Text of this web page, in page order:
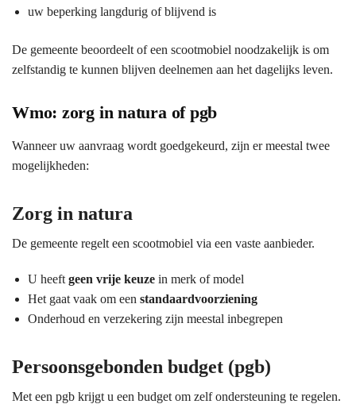
uw beperking langdurig of blijvend is
De gemeente beoordeelt of een scootmobiel noodzakelijk is om
zelfstandig te kunnen blijven deelnemen aan het dagelijks leven.
Wmo: zorg in natura of pgb
Wanneer uw aanvraag wordt goedgekeurd, zijn er meestal twee
mogelijkheden:
Zorg in natura
De gemeente regelt een scootmobiel via een vaste aanbieder.
U heeft geen vrije keuze in merk of model
Het gaat vaak om een standaardvoorziening
Onderhoud en verzekering zijn meestal inbegrepen
Persoonsgebonden budget (pgb)
Met een pgb krijgt u een budget om zelf ondersteuning te regelen.